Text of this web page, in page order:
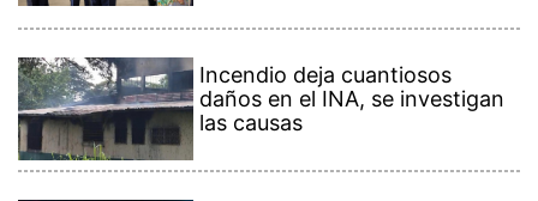
Incendio deja cuantiosos
daños en el INA, se investigan
las causas